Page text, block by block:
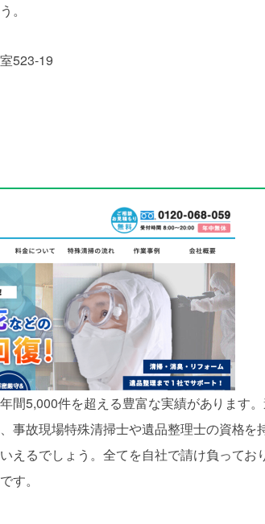
。
523-19
間5,000件を超える豊富な実績があります
事故現場特殊清掃士や遺品整理士の資格を
えるでしょう。全てを自社で請け負ってお
す。